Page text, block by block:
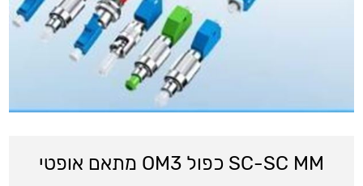
מתאם אופטי OM3 כפול SC-SC MM